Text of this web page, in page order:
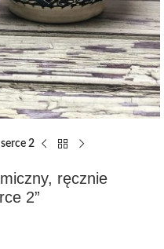
2
ręcznie
2”